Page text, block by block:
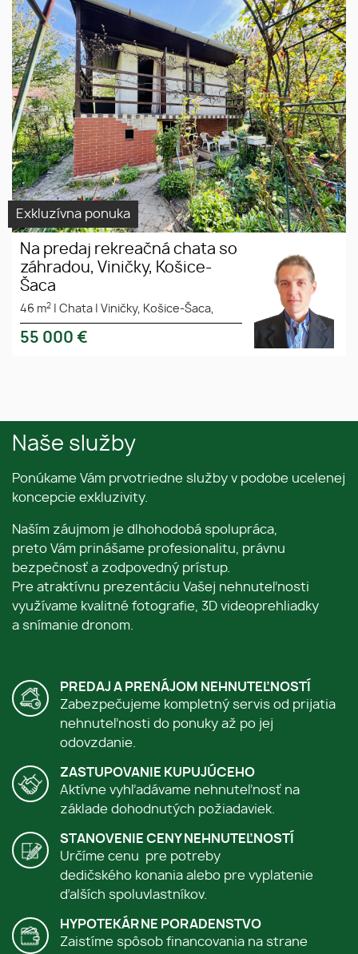
Na predaj rekreačná chata so
záhradou, Viničky, Košice-Šaca
Murovaná
chata
Úrodná a
rovinatá
záhrada
Úžitkový
vodovod
Exkluzívna ponuka
Na predaj rekreačná chata so
záhradou, Viničky, Košice-
Šaca
46 m2 Chata Viničky, Košice-Šaca,
55 000 €
Naše služby
Ponúkame Vám prvotriedne služby v podobe ucelenej
koncepcie exkluzivity.
Naším záujmom je dlhohodobá spolupráca,
preto Vám prinášame profesionalitu, právnu
bezpečnosť a zodpovedný prístup.
Pre atraktívnu prezentáciu Vašej nehnuteľnosti
využívame kvalitné fotografie, 3D videoprehliadky
a snímanie dronom.
PREDAJ A PRENÁJOM NEHNUTEĽNOSTÍ
Zabezpečujeme kompletný servis od prijatia
nehnuteľnosti do ponuky až po jej
odovzdanie.
ZASTUPOVANIE KUPUJÚCEHO
Aktívne vyhľadávame nehnuteľnosť na
základe dohodnutých požiadaviek.
STANOVENIE CENY NEHNUTEĽNOSTÍ
Určíme cenu pre potreby
dedičského konania alebo pre vyplatenie
ďalších spoluvlastníkov.
HYPOTEKÁRNE PORADENSTVO
Zaistíme spôsob financovania na strane